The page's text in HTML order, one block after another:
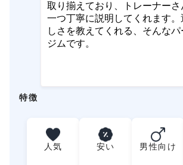
取り揃えており、トレーナーさ
一つ丁寧に説明してくれます。
しさを教えてくれる、そんな
ジムです。
特徴
人気 安い 男性向け